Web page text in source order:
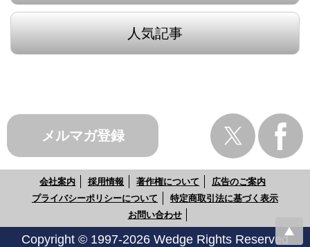
人気記事
メルマガ登録
会社案内 採用情報 著作権について
広告のご案内
プライバシーポリシーについて
特定商取引法に基づく表示
お問い合わせ
Copyright © 1997-2026 Wedge Rights Reserved